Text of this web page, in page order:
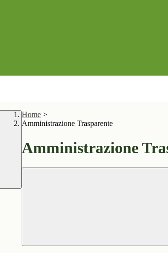
Home >
Amministrazione Trasparente
Amministrazione